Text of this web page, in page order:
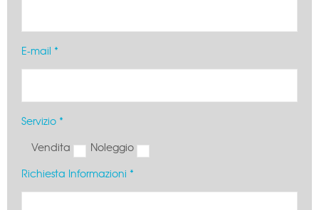
E-mail *
Servizio *
Vendita
Noleggio
Richiesta Informazioni *